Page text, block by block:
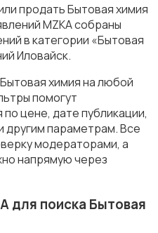
продать Бытовая химия
MZKA собраны
в категории «Бытовая
Иловайск.
химия на любой
помогут
цене, дате публикации,
другим параметрам. Все
модераторами, а
напрямую через
для поиска Бытовая